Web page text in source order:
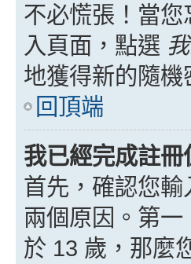
不必慌張！當
入頁面，點選
地獲得新的隨機
回頂端
我已經完成註冊
首先，確認您
兩個原因。第
於 13 歲，那麼